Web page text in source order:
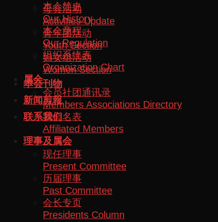
母会活动
Activities Update
青年团活动
Youth Section
妇女组活动
Women Section
本会刊物
新闻剪報
联系我们
本会简史
Our History
本会章程
Our Regulation
组织系统表
Organization Chart
属会
会员社团通讯录
Members Associations Directory
属会名表
Affiliated Members
理事及属会
现任理事
Present Committee
历届理事
Past Committee
会长专页
Presidents Column